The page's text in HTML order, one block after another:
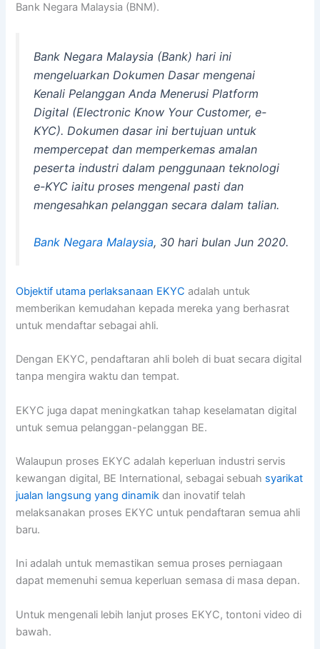
Bank Negara Malaysia (BNM).
Bank Negara Malaysia (Bank) hari ini
mengeluarkan Dokumen Dasar mengenai
Kenali Pelanggan Anda Menerusi Platform
Digital (Electronic Know Your Customer, e-
KYC). Dokumen dasar ini bertujuan untuk
mempercepat dan memperkemas amalan
peserta industri dalam penggunaan teknologi
e-KYC iaitu proses mengenal pasti dan
mengesahkan pelanggan secara dalam talian.
Bank Negara Malaysia, 30 hari bulan Jun 2020.
Objektif utama perlaksanaan EKYC adalah untuk
memberikan kemudahan kepada mereka yang berhasrat
untuk mendaftar sebagai ahli.
Dengan EKYC, pendaftaran ahli boleh di buat secara digital
tanpa mengira waktu dan tempat.
EKYC juga dapat meningkatkan tahap keselamatan digital
untuk semua pelanggan-pelanggan BE.
Walaupun proses EKYC adalah keperluan industri servis
kewangan digital, BE International, sebagai sebuah syarikat
jualan langsung yang dinamik dan inovatif telah
melaksanakan proses EKYC untuk pendaftaran semua ahli
baru.
Ini adalah untuk memastikan semua proses perniagaan
dapat memenuhi semua keperluan semasa di masa depan.
Untuk mengenali lebih lanjut proses EKYC, tontoni video di
bawah.